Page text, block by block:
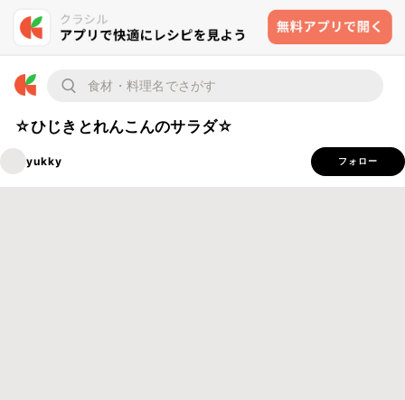
☆ひじきとれんこんのサラダ☆
yukky フォロー